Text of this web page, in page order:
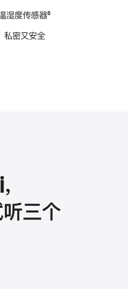
湿度传感器脚
⁶
私密又安全
三个